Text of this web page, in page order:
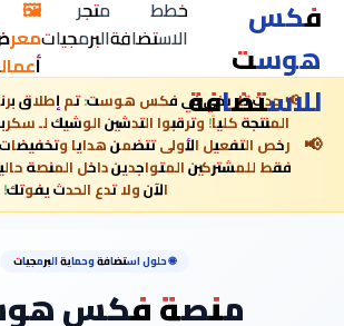
فكس
هوست
للاستضافة
خطط
الاستضافة
متجر
البرمجيات
🖼️
📢
📢 حدث تاريخي في فكس هوست: تم إطلاق
المنتجة كلياً! وترقبوا التدشين الوشيك لـ
رخص التفعيل الأولى تتضمن هدايا
فقط للمشتركين المتواجدين داخل المنصة
الآن ولا تدع الحدث يفوتك!
🌐 حلول استضافة وحماية البرمجيات